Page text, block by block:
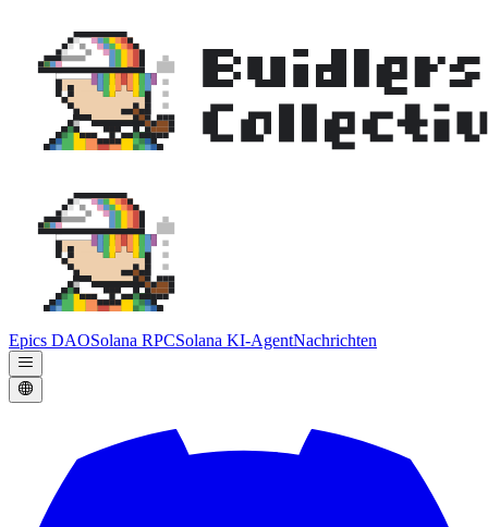
Epics DAOSolana RPCSolana KI-AgentNachrichten